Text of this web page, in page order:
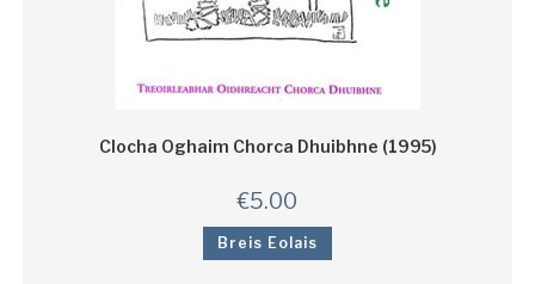
Clocha Oghaim Chorca Dhuibhne (1995)
€5.00
Breis Eolais